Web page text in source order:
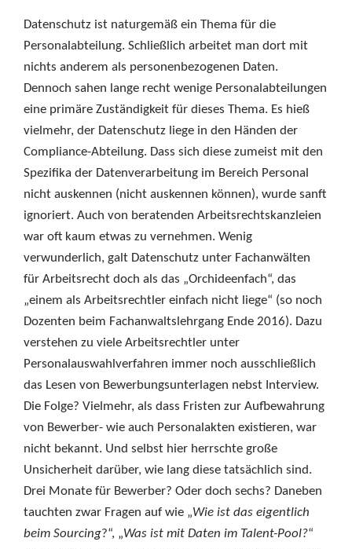
Datenschutz ist naturgemäß ein Thema für die
Personalabteilung. Schließlich arbeitet man dort mit
nichts anderem als personenbezogenen Daten.
Dennoch sahen lange recht wenige Personalabteilungen
eine primäre Zuständigkeit für dieses Thema. Es hieß
vielmehr, der Datenschutz liege in den Händen der
Compliance-Abteilung. Dass sich diese zumeist mit den
Spezifika der Datenverarbeitung im Bereich Personal
nicht auskennen (nicht auskennen können), wurde sanft
ignoriert. Auch von beratenden Arbeitsrechtskanzleien
war oft kaum etwas zu vernehmen. Wenig
verwunderlich, galt Datenschutz unter Fachanwälten
für Arbeitsrecht doch als das „Orchideenfach“, das
„einem als Arbeitsrechtler einfach nicht liege“ (so noch
Dozenten beim Fachanwaltslehrgang Ende 2016). Dazu
verstehen zu viele Arbeitsrechtler unter
Personalauswahlverfahren immer noch ausschließlich
das Lesen von Bewerbungsunterlagen nebst Interview.
Die Folge? Vielmehr, als dass Fristen zur Aufbewahrung
von Bewerber- wie auch Personalakten existieren, war
nicht bekannt. Und selbst hier herrschte große
Unsicherheit darüber, wie lang diese tatsächlich sind.
Drei Monate für Bewerber? Oder doch sechs? Daneben
tauchten zwar Fragen auf wie „Wie ist das eigentlich
beim Sourcing?“, „Was ist mit Daten im Talent-Pool?“